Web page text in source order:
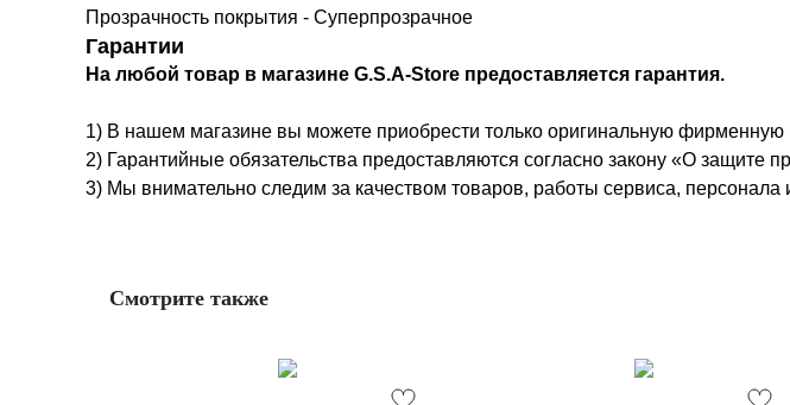
Прозрачность покрытия - Суперпрозрачное
Гарантии
На любой товар в магазине G.S.A-Store предоставляется гарантия.
1) В нашем магазине вы можете приобрести только оригинальную фирменную
2) Гарантийные обязательства предоставляются согласно закону «О защите
3) Мы внимательно следим за качеством товаров, работы сервиса, персонала
Смотрите также